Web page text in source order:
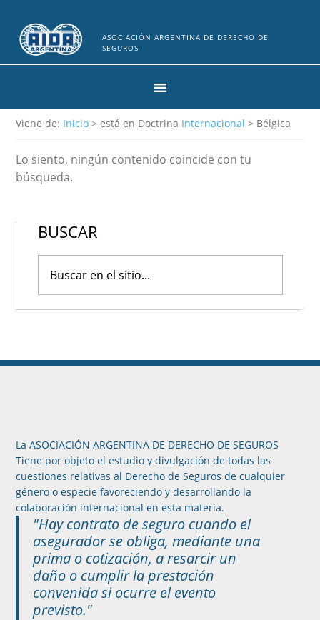
ASOCIACIÓN ARGENTINA DE DERECHO DE
SEGUROS
Viene de: Inicio> está en Doctrina Internacional > Bélgica
Lo siento, ningún contenido coincide con tu
búsqueda.
BUSCAR
La ASOCIACIÓN ARGENTINA DE DERECHO DE SEGUROS
Tiene por objeto el estudio y divulgación de todas las
cuestiones relativas al Derecho de Seguros de cualquier
género o especie favoreciendo y desarrollando la
colaboración internacional en esta materia.
"Hay contrato de seguro cuando el
asegurador se obliga, mediante una
prima o cotización, a resarcir un
daño o cumplir la prestación
convenida si ocurre el evento
previsto."